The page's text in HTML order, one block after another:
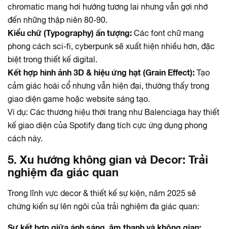
chromatic mang hơi hướng tương lai nhưng vẫn gợi nhớ
đến những thập niên 80-90.
Kiểu chữ (Typography) ấn tượng:Các font chữ mang
phong cách sci-fi, cyberpunk sẽ xuất hiện nhiều hơn, đặc
biệt trong thiết kế digital.
Kết hợp hình ảnh 3D & hiệu ứng hạt (Grain Effect):Tạo
cảm giác hoài cổ nhưng vẫn hiện đại, thường thấy trong
giao diện game hoặc website sáng tạo.
Ví dụ:Các thương hiệu thời trang như Balenciaga hay thiết
kế giao diện của Spotify đang tích cực ứng dụng phong
cách này.
5. Xu hướng không gian và Decor: Trải
nghiệm đa giác quan
Trong lĩnh vực decor & thiết kế sự kiện, năm 2025 sẽ
chứng kiến sự lên ngôi của trải nghiệm đa giác quan: